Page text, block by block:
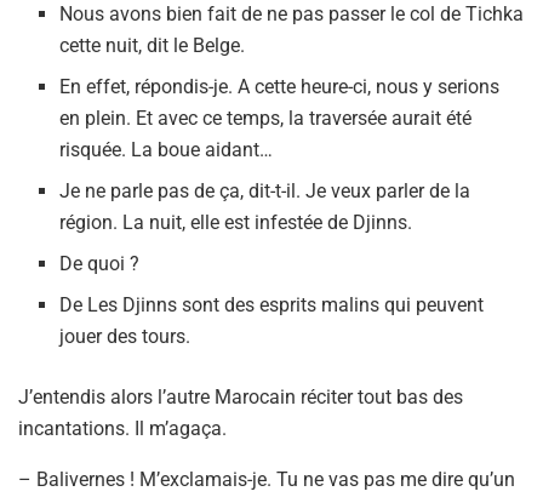
Nous avons bien fait de ne pas passer le col de Tichka
cette nuit, dit le Belge.
En effet, répondis-je. A cette heure-ci, nous y serions
en plein. Et avec ce temps, la traversée aurait été
risquée. La boue aidant…
Je ne parle pas de ça, dit-t-il. Je veux parler de la
région. La nuit, elle est infestée de Djinns.
De quoi ?
De Les Djinns sont des esprits malins qui peuvent
jouer des tours.
J’entendis alors l’autre Marocain réciter tout bas des
incantations. Il m’agaça.
– Balivernes ! M’exclamais-je. Tu ne vas pas me dire qu’un